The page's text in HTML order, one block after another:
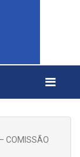
COMISSÃO